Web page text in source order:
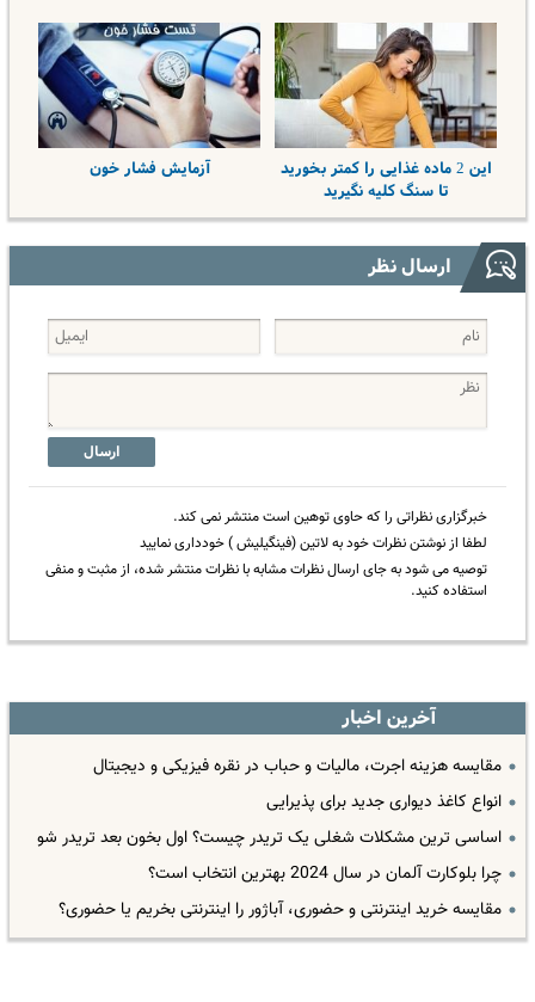
این 2 ماده غذایی را کمتر بخورید
تا سنگ کلیه نگیرید
آزمایش فشار خون
ارسال نظر
ارسال
خبرگزاری نظراتی را که حاوی توهین است منتشر نمی کند.
لطفا از نوشتن نظرات خود به لاتین (فینگیلیش ) خودداری نمایید
توصیه می شود به جای ارسال نظرات مشابه با نظرات منتشر شده، از مثبت و منفی
استفاده کنید.
آخرین اخبار
مقایسه هزینه اجرت، مالیات و حباب در نقره فیزیکی و دیجیتال
انواع کاغذ دیواری جدید برای پذیرایی
اساسی ترین مشکلات شغلی یک تریدر چیست؟ اول بخون بعد تریدر شو
چرا بلوکارت آلمان در سال 2024 بهترین انتخاب است؟
مقایسه خرید اینترنتی و حضوری، آباژور را اینترنتی بخریم یا حضوری؟